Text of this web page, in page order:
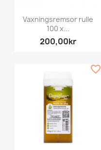
Vaxningsremsor rulle
100 x...
200,00kr
favorite_border